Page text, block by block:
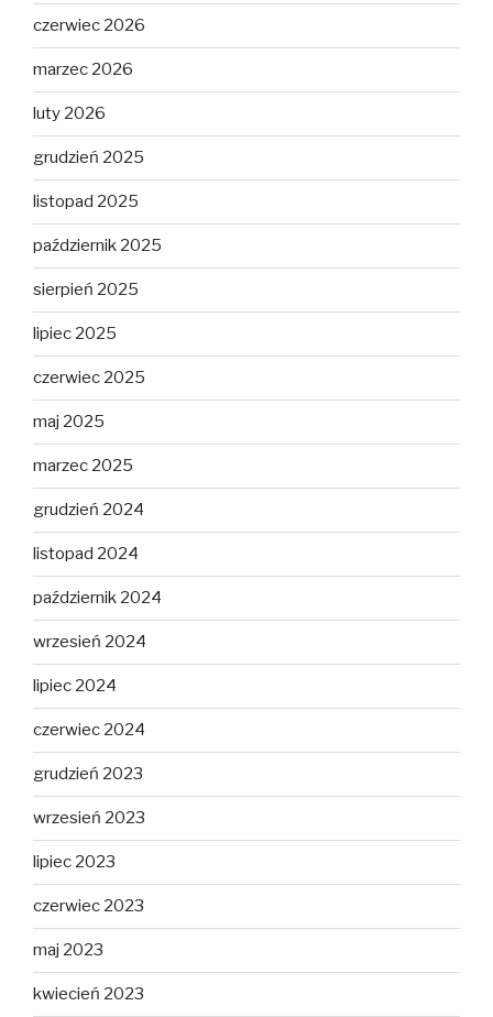
czerwiec 2026
marzec 2026
luty 2026
grudzień 2025
listopad 2025
październik 2025
sierpień 2025
lipiec 2025
czerwiec 2025
maj 2025
marzec 2025
grudzień 2024
listopad 2024
październik 2024
wrzesień 2024
lipiec 2024
czerwiec 2024
grudzień 2023
wrzesień 2023
lipiec 2023
czerwiec 2023
maj 2023
kwiecień 2023